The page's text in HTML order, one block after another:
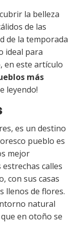
la belleza
de las
de la temporada
ideal para
en este artículo
más
leyendo!
es un destino
pueblo es
mejor
calles
con sus casas
llenos de flores.
natural
en otoño se